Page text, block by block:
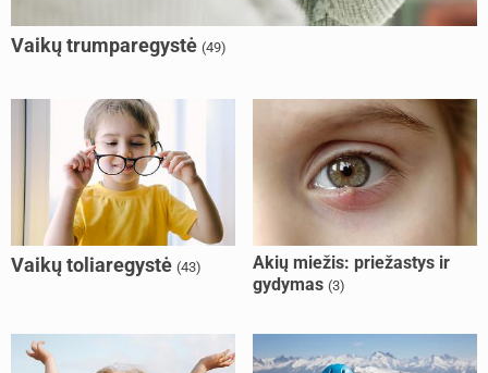
Vaikų trumparegystė (49)
Vaikų toliaregystė (43)
Akių miežis: priežastys ir
gydymas (3)